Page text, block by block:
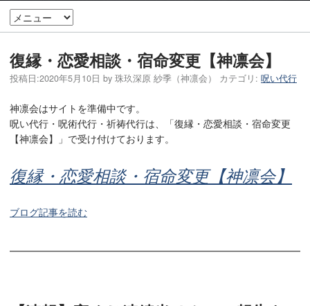
復縁・恋愛相談・宿命変更【神凛会】
投稿日:2020年5月10日 by 珠玖深原 紗季（神凛会） カテゴリ: 呪い代行
神凛会はサイトを準備中です。
呪い代行・呪術代行・祈祷代行は、「復縁・恋愛相談・宿命変更
【神凛会】」で受け付けております。
復縁・恋愛相談・宿命変更【神凛会】
ブログ記事を読む